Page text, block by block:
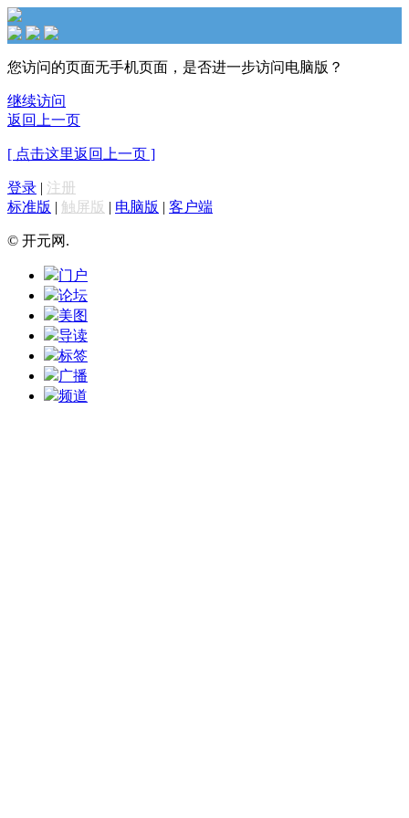
您访问的页面无手机页面，是否进一步访问电脑版？
继续访问
返回上一页
[ 点击这里返回上一页 ]
登录 | 注册
标准版 | 触屏版 | 电脑版 | 客户端
© 开元网.
门户
论坛
美图
导读
标签
广播
频道